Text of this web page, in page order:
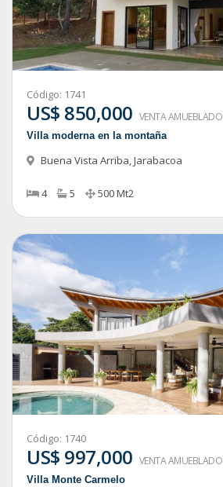
Código: 1741
US$ 850,000 VENTA AMUEBLADO
Villa moderna en la montaña
Buena Vista Arriba,Jarabacoa
4 5 500Mt2
Código: 1740
US$ 997,000 VENTA AMUEBLADO
Villa Monte Carmelo